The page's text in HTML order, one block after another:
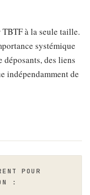
à la seule taille.
systémique
des liens
indépendamment de
POUR
: